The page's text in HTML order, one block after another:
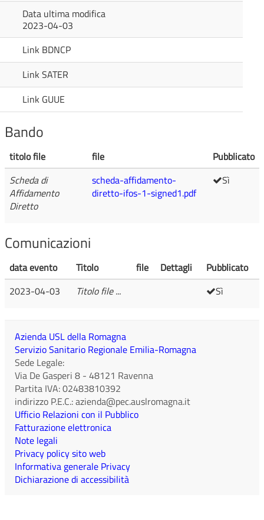
Data ultima modifica
2023-04-03
Link BDNCP
Link SATER
Link GUUE
Bando
titolo file file
Pubblicato
Scheda di
Affidamento
Diretto
scheda-affidamento-
diretto-ifos-1-signed1.pdf
Sì
Comunicazioni
data evento Titolo file Dettagli
Pubblicato
2023-04-03
Titolo file ... Sì
Azienda USL della Romagna
Servizio Sanitario Regionale Emilia-Romagna
Sede Legale:
Via De Gasperi 8 - 48121 Ravenna
Partita IVA:02483810392
indirizzo P.E.C.:azienda@pec.auslromagna.it
Ufficio Relazioni con il Pubblico
Fatturazione elettronica
Note legali
Privacy policy sito web
Informativa generale Privacy
Dichiarazione di accessibilità